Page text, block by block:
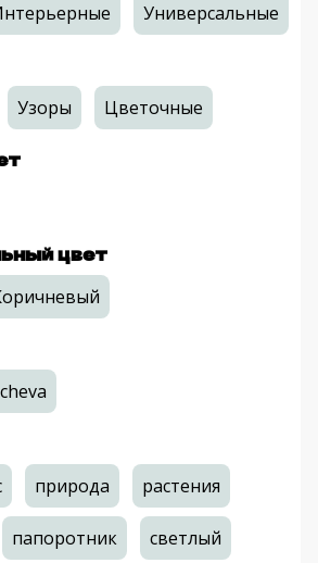
Универсальные
Узоры Цветочные
цвет
природа растения
папоротник светлый